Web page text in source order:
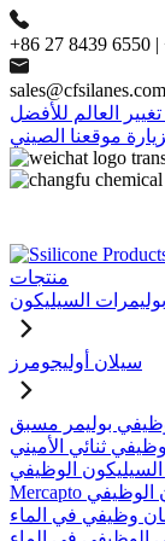
+86 27 8439 6550
sales@cfsilanes.com
العالم للأفضل
موقعنا الصيني
منتجات
بوليمرات السيليكون
سيلان أوليجومرز